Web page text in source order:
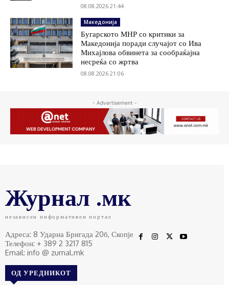
08.08.2026 21:44
Македонија
Бугарското МНР со критики за
Македонија поради случајот со Ива
Михајлова обвинета за сообраќајна
несреќа со жртва
08.08.2026 21:06
- Advertisement -
Журнал .мк
независен информативен портал
Адреса: 8 Ударна Бригада 20б, Скопје
Телефон: + 389 2 3217 815
Email: info @ zurnal.mk
ОД УРЕДНИКОТ